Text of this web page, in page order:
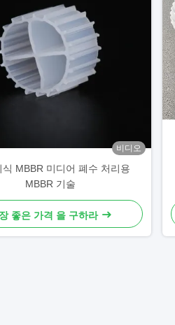
비디오
식 MBBR 미디어 폐수 처리용
MBBR 기술
좋은 가격 을 구하라